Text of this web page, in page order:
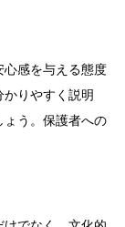
心感を与える態度
りやすく説明
ょう。保護者への